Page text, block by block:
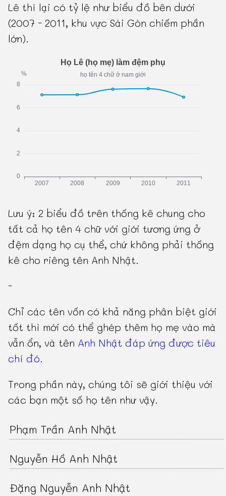
Lê thì lại có tỷ lệ như biểu đồ bên dưới
(2007 - 2011, khu vực Sài Gòn chiếm phần
lớn).
Lưu ý: 2 biểu đồ trên thống kê chung cho
tất cả họ tên 4 chữ với giới tương ứng ở
đệm dạng họ cụ thể, chứ không phải thống
kê cho riêng tên Anh Nhật.
-
Chỉ các tên vốn có khả năng phân biệt giới
tốt thì mới có thể ghép thêm họ mẹ vào mà
vẫn ổn, và tên Anh Nhật đáp ứng được tiêu
chí đó.
Trong phần này, chúng tôi sẽ giới thiệu với
các bạn một số họ tên như vậy.
Phạm Trần Anh Nhật
Nguyễn Hồ Anh Nhật
Đặng Nguyễn Anh Nhật